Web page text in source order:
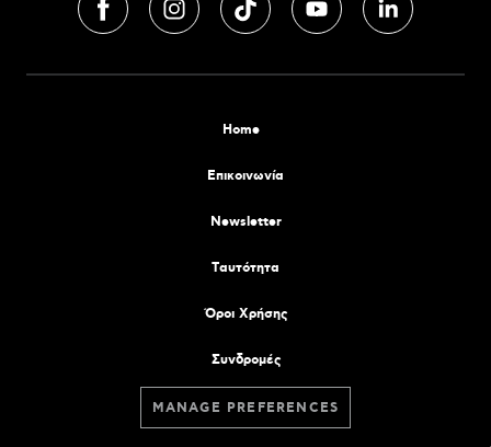
Home
Επικοινωνία
Newsletter
Tαυτότητα
Όροι Χρήσης
Συνδρομές
MANAGE PREFERENCES